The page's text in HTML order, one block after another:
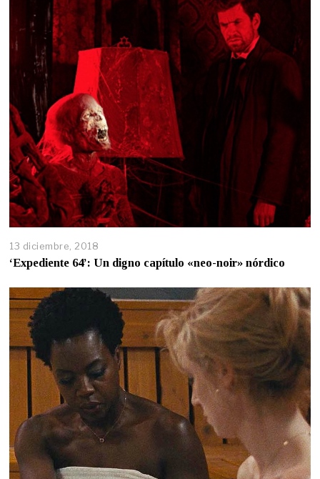
13 diciembre, 2018
‘Expediente 64’: Un digno capítulo «neo-noir» nórdico